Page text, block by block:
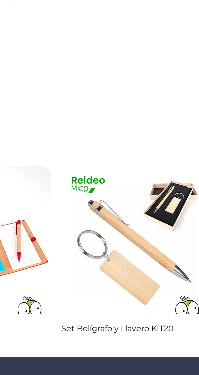
Vista rápida
Set Bolígrafo y Llavero KIT20